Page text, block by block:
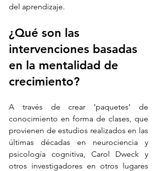
del aprendizaje.
¿Qué son las
intervenciones basadas
en la mentalidad de
crecimiento?
A través de crear ‘paquetes’ de
conocimiento en forma de clases, que
provienen de estudios realizados en las
últimas décadas en neurociencia y
psicología cognitiva, Carol Dweck y
otros investigadores en otros lugares